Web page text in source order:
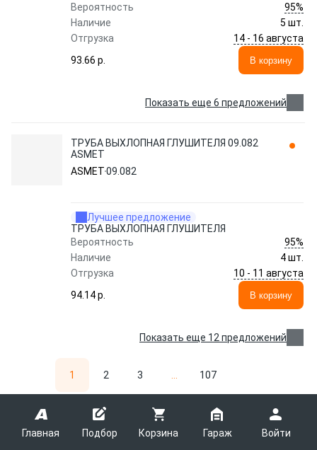
Главная Подбор Корзина Гараж Войти
Вероятность
95%
Наличие
5 шт.
Отгрузка
14 - 16 августа
93.66 p.
В корзину
Показать еще 6 предложений
ТРУБА ВЫХЛОПНАЯ ГЛУШИТЕЛЯ 09.082
ASMET
ASMET09.082
Лучшее предложение
ТРУБА ВЫХЛОПНАЯ ГЛУШИТЕЛЯ
Вероятность
95%
Наличие
4 шт.
Отгрузка
10 - 11 августа
94.14 p.
В корзину
Показать еще 12 предложений
1 2 3 107
1 — 36 из 3845 товаров